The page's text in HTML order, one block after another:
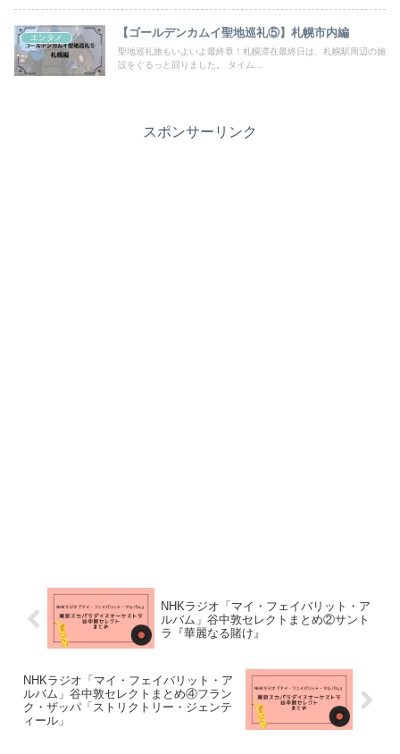
エンタメ 【ゴールデンカムイ聖地巡礼⑤】札幌市内編
聖地巡礼旅もいよいよ最終章！札幌滞在最終日は、札幌駅周辺の施
設をぐるっと回りました。 タイム...
スポンサーリンク
NHKラジオ「マイ・フェイバリット・ア
ルバム」谷中敦セレクトまとめ②サント
ラ『華麗なる賭け』
NHKラジオ「マイ・フェイバリット・ア
ルバム」谷中敦セレクトまとめ④フラン
ク・ザッパ「ストリクトリー・ジェンテ
ィール」